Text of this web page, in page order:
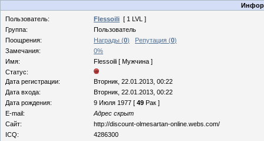
Пользователь:
Flessoili [ 1 LVL ]
Группа:
Пользователь
Поощрения:
Награды (0) Репутация (0)
Замечания:
0%
Имя:
Flessoili [ Мужчина ]
Статус:
Дата регистрации:
Вторник, 22.01.2013, 00:22
Дата входа:
Вторник, 22.01.2013, 00:22
Дата рождения:
9 Июля 1977 [ 49 Рак ]
E-mail:
Адрес скрыт
Сайт:
http://discount-olmesartan-online.webs.com/
ICQ:
4286300